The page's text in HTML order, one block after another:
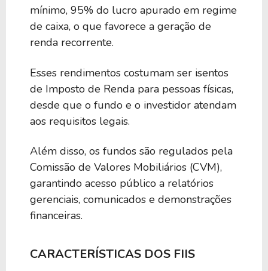
mínimo, 95% do lucro apurado em regime
de caixa, o que favorece a geração de
renda recorrente.
Esses rendimentos costumam ser isentos
de Imposto de Renda para pessoas físicas,
desde que o fundo e o investidor atendam
aos requisitos legais.
Além disso, os fundos são regulados pela
Comissão de Valores Mobiliários (CVM),
garantindo acesso público a relatórios
gerenciais, comunicados e demonstrações
financeiras.
CARACTERÍSTICAS DOS FIIS